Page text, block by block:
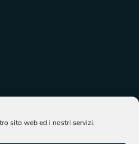
sito web ed i nostri servizi.